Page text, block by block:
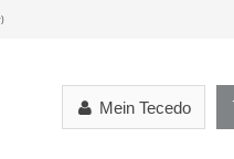
Mein Tecedo